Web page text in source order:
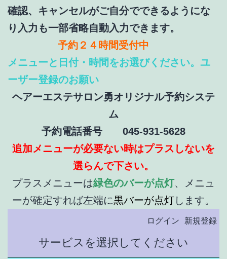
確認、キャンセルがご自分でできるようにな
り入力も一部省略自動入力できます。
予約２４時間受付中
メニューと日付・時間をお選びください。ユ
ーザー登録のお願い
ヘアーエステサロン勇オリジナル予約システ
ム
予約電話番号
045-931-5628
追加メニューが必要ない時はプラスしないを
選らんで下さい。
プラスメニューは緑色のバーが点灯、メニュ
ーが確定すれば左端に黒バーが点灯します。
新規登録
ログイン
サービスを選択してください